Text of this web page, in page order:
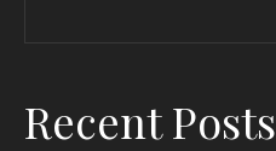
Recent Posts